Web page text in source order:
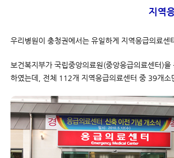
지역
우리병원이 충청권에서는 유일하게 지역응급의료센
보건복지부가 국립중앙의료원(중앙응급의료센터)
하였는데, 전체 112개 지역응급의료센터 중 39개소